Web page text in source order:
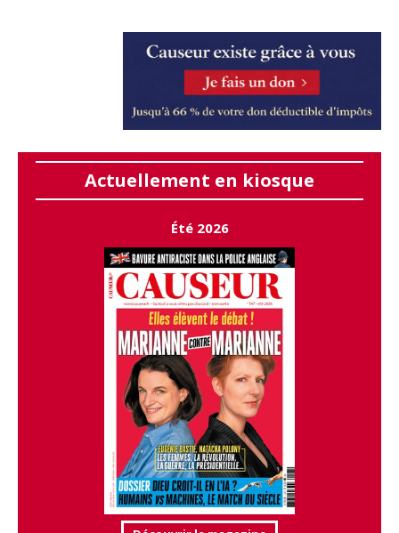
Actuellement en kiosque
Été 2026